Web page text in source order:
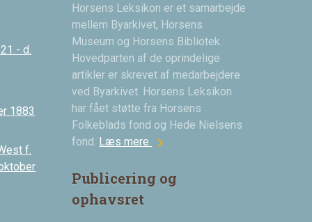
- d.
1883
f.
Horsens Leksikon er et samarbejde
mellem Byarkivet, Horsens
Museum og Horsens Bibliotek.
Hovedparten af de oprindelige
artikler er skrevet af medarbejdere
ved Byarkivet. Horsens Leksikon
har fået støtte fra Horsens
Folkeblads fond og Hede Nielsens
fond. Læs mere chevron_right
Publicering og
ophavsret